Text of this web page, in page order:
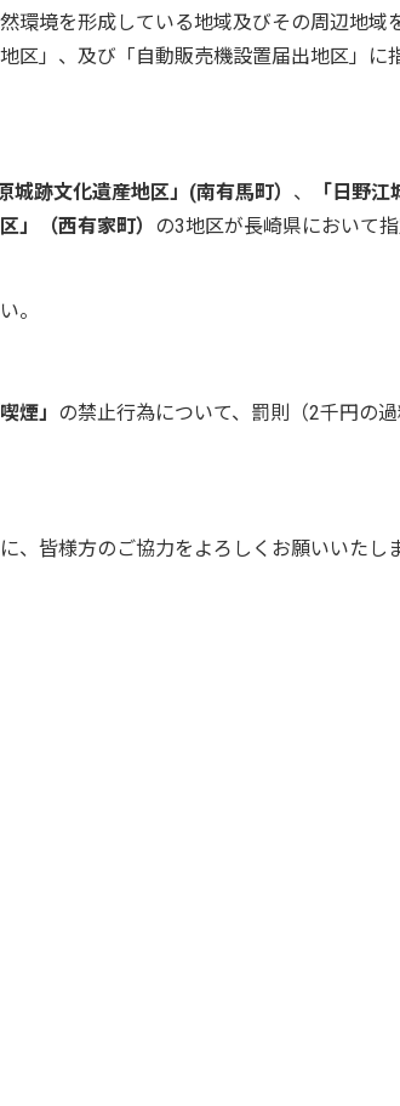
境を形成している地域及びその周辺地域
区」、及び「自動販売機設置届出地区」に
原城跡文化遺産地区」(南有馬町） 、
「日野
」（西有家町） の3地区が長崎県において
。
喫煙」 の禁止行為について、罰則（2千円の
皆様方のご協力をよろしくお願いいたしま